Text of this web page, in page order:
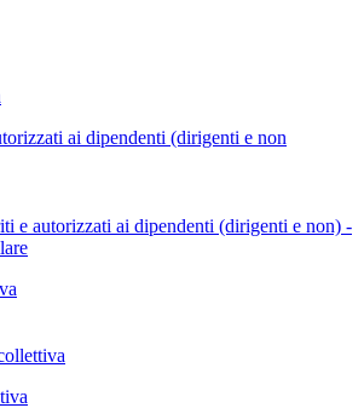
ai dipendenti (dirigenti e non
e autorizzati ai dipendenti (dirigenti e non) -